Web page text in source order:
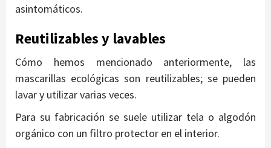
asintomáticos.
Reutilizables y lavables
Cómo hemos mencionado anteriormente, las
mascarillas ecológicas son reutilizables; se pueden
lavar y utilizar varias veces.
Para su fabricación se suele utilizar tela o algodón
orgánico con un filtro protector en el interior.